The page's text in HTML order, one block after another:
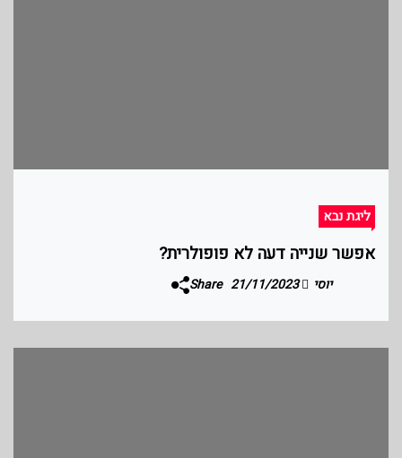
ליגת נבא
אפשר שנייה דעה לא פופולרית?
יוסי 21/11/2023
Share